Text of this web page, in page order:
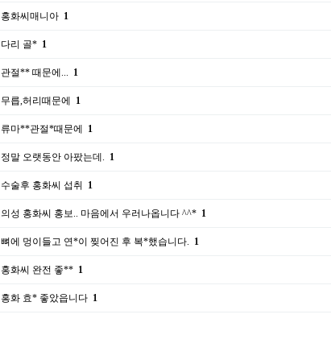
홍화씨매니아 1
다리 골* 1
관절** 때문에... 1
무릅,허리때문에 1
류마**관절*때문에 1
정말 오랫동안 아팠는데. 1
수술후 홍화씨 섭취 1
의성 홍화씨 홍보.. 마음에서 우러나옵니다 ^^* 1
뼈에 멍이들고 연*이 찢어진 후 복*했습니다. 1
홍화씨 완전 좋** 1
홍화 효* 좋았읍니다 1